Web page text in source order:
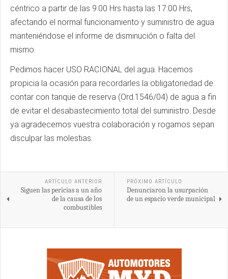
céntrico a partir de las 9:00 Hrs hasta las 17:00 Hrs,
afectando el normal funcionamiento y suministro de agua
manteniéndose el informe de disminución o falta del
mismo.
Pedimos hacer USO RACIONAL del agua. Hacemos
propicia la ocasión para recordarles la obligatoriedad de
contar con tanque de reserva (Ord.1546/04) de agua a fin
de evitar el desabastecimiento total del suministro. Desde
ya agradecemos vuestra colaboración y rogamos sepan
disculpar las molestias.
ARTÍCULO ANTERIOR
Siguen las pericias a un año
de la causa de los
combustibles
PRÓXIMO ARTÍCULO
Denunciaron la usurpación
de un espacio verde municipal